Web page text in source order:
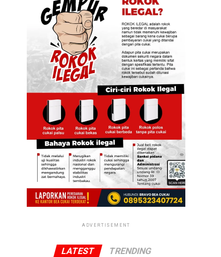
ADVERTISEMENT
LATEST TRENDING